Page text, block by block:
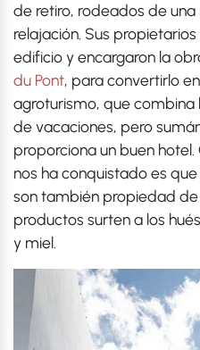
de retiro, rodeados de
relajación. Sus
edificio y encargaron la
du Pont, para convertirlo
agroturismo, que combina
de vacaciones, pero
proporciona un buen
nos ha conquistado es
son también propiedad de
productos surten a los
y miel.